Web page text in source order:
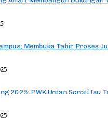
Membuka Tabir Proses
2025: PWK Untan Soroti Isu